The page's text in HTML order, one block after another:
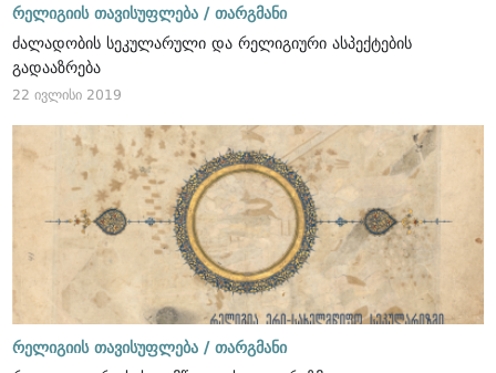
რელიგიის თავისუფლება / თარგმანი
ძალადობის სეკულარული და რელიგიური ასპექტების
გადააზრება
22 ივლისი 2019
რელიგიის თავისუფლება / თარგმანი